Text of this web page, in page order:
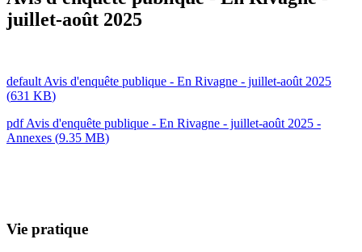
juillet-août 2025
default Avis d'enquête publique - En Rivagne - juillet-août 2025
(631 KB)
pdfAvis d'enquête publique - En Rivagne - juillet-août 2025 -
Annexes (9.35 MB)
Vie pratique